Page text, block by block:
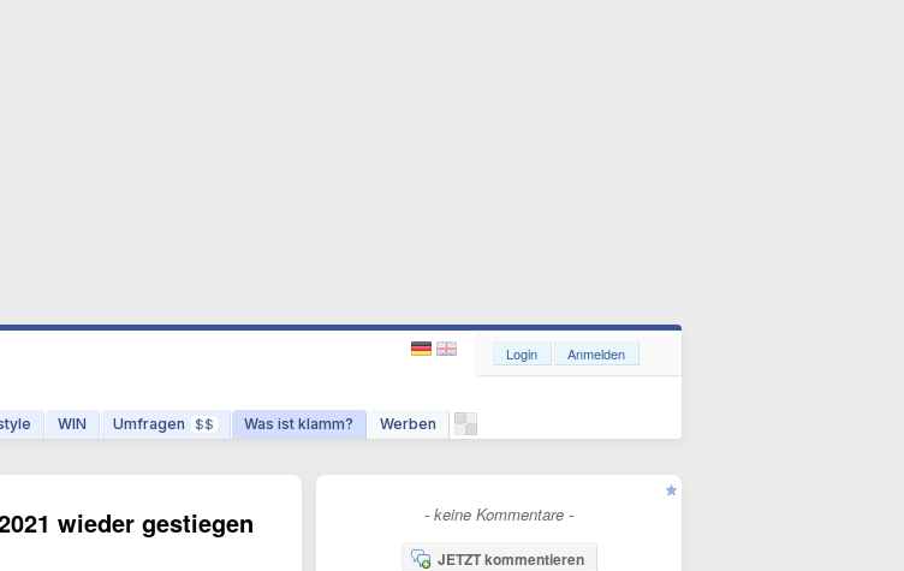
WIN Umfragen $$ Was ist klamm? Werben
Login Anmelden
wieder gestiegen - keine Kommentare -
JETZT kommentieren